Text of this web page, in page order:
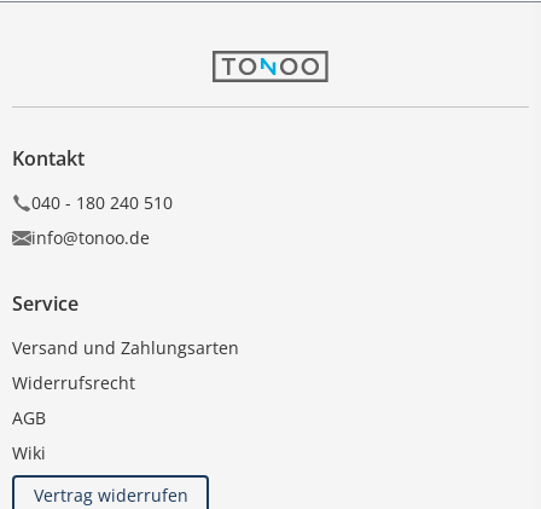
Kontakt
040 - 180 240 510
info@tonoo.de
Service
Versand und Zahlungsarten
Widerrufsrecht
AGB
Wiki
Vertrag widerrufen